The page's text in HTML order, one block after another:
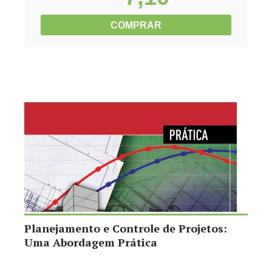
COMPRAR
Planejamento e Controle de Projetos:
Uma Abordagem Prática